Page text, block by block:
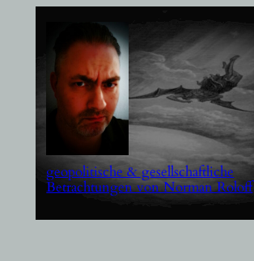
springen
geopolitische & gesellschaftliche
Betrachtungen von Norman Roloff